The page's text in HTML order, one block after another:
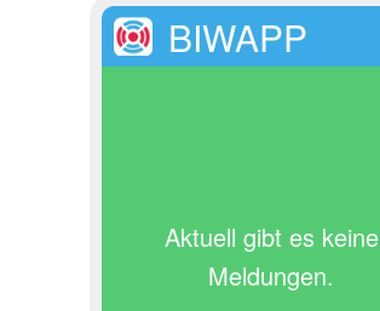
BIWAPP
Aktuell gibt es keine
Meldungen.